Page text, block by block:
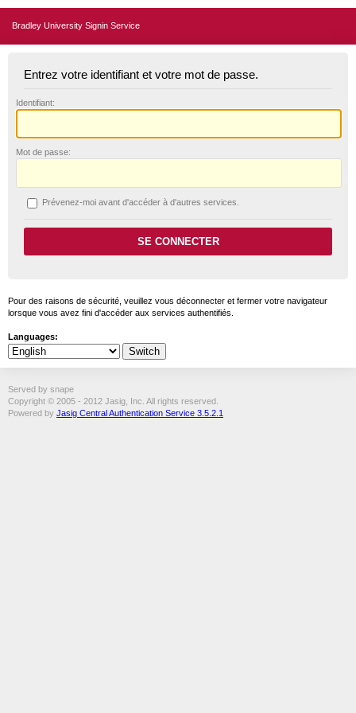
Bradley University Signin Service
Entrez votre identifiant et votre mot de passe.
Identifiant:
Mot de passe:
Prévenez-moi avant d'accéder à d'autres services.
Pour des raisons de sécurité, veuillez vous déconnecter et fermer votre navigateur
lorsque vous avez fini d'accéder aux services authentifiés.
Languages:
Served by snape
Copyright © 2005 - 2012 Jasig, Inc. All rights reserved.
Powered by Jasig Central Authentication Service 3.5.2.1